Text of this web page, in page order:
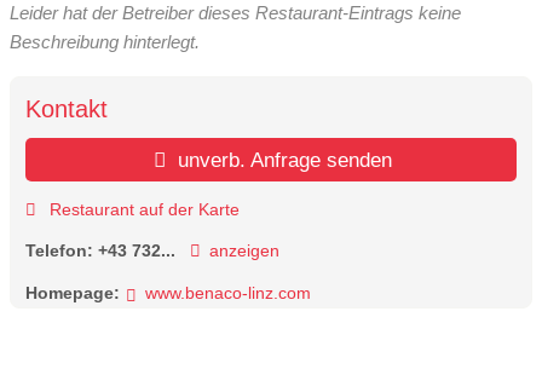
Leider hat der Betreiber dieses Restaurant-Eintrags keine
Beschreibung hinterlegt.
Kontakt
unverb. Anfrage senden
Restaurant auf der Karte
Telefon: +43 732... anzeigen
Homepage: www.benaco-linz.com